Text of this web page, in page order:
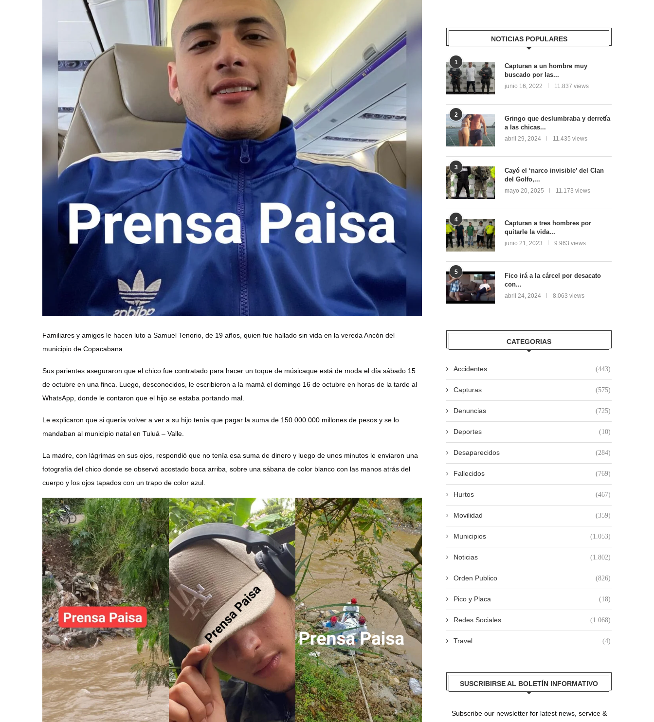
Familiares y amigos le hacen luto a Samuel Tenorio, de 19 años, quien fue hallado sin vida en la vereda Ancón del
municipio de Copacabana.
Sus parientes aseguraron que el chico fue contratado para hacer un toque de músicaque está de moda el día sábado 15
de octubre en una finca. Luego, desconocidos, le escribieron a la mamá el domingo 16 de octubre en horas de la tarde al
WhatsApp, donde le contaron que el hijo se estaba portando mal.
Le explicaron que si quería volver a ver a su hijo tenía que pagar la suma de 150.000.000 millones de pesos y se lo
mandaban al municipio natal en Tuluá – Valle.
La madre, con lágrimas en sus ojos, respondió que no tenía esa suma de dinero y luego de unos minutos le enviaron una
fotografía del chico donde se observó acostado boca arriba, sobre una sábana de color blanco con las manos atrás del
cuerpo y los ojos tapados con un trapo de color azul.
NOTICIAS POPULARES
1
Capturan a un hombre muy
buscado por las...
junio 16, 2022 11.837 views
2
Gringo que deslumbraba y derretía
a las chicas...
abril 29, 2024 11.435 views
3
Cayó el ‘narco invisible’ del Clan
del Golfo,...
mayo 20, 2025 11.173 views
4
Capturan a tres hombres por
quitarle la vida...
junio 21, 2023 9.963 views
5
Fico irá a la cárcel por desacato
con...
abril 24, 2024 8.063 views
CATEGORIAS
Accidentes (443)
Capturas (575)
Denuncias (725)
Deportes (10)
Desaparecidos (284)
Fallecidos (769)
Hurtos (467)
Movilidad (359)
Municipios (1.053)
Noticias (1.802)
Orden Publico (826)
Pico y Placa (18)
Redes Sociales (1.068)
Travel (4)
SUSCRIBIRSE AL BOLETÍN INFORMATIVO
Subscribe our newsletter for latest news, service &